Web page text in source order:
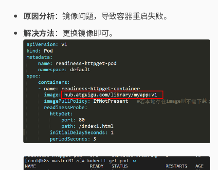
原因分析：镜像问题，导致容器重启失败。
解决方法：更换镜像即可。